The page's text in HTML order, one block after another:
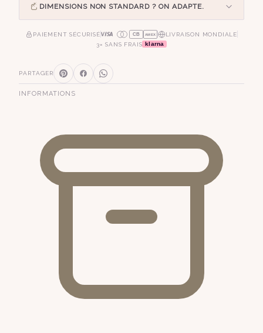
DIMENSIONS NON STANDARD ? ON ADAPTE.
PAIEMENT SÉCURISÉ CB AMEX
LIVRAISON MONDIALE
3× SANS FRAIS klarna
PARTAGER
INFORMATIONS